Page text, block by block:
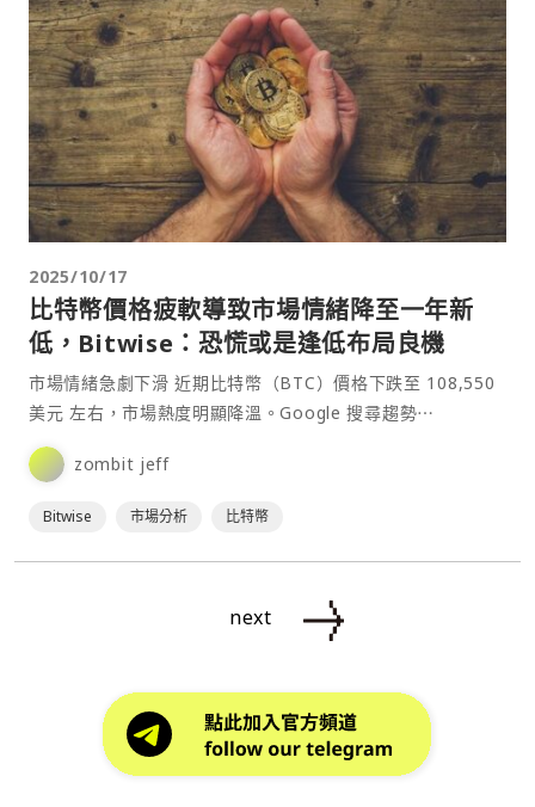
2025/10/17
比特幣價格疲軟導致市場情緒降至一年新
低，Bitwise：恐慌或是逢低布局良機
市場情緒急劇下滑 近期比特幣（BTC）價格下跌至 108,550
美元 左右，市場熱度明顯降溫。Google 搜尋趨勢⋯
zombit jeff
Bitwise 市場分析 比特幣
next